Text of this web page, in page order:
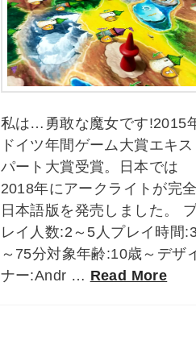
私は…勇敢な魔女です!2015
ドイツ年間ゲーム大賞エキス
パート大賞受賞。日本では
2018年にアークライトが完全
日本語版を発売しました。
レイ人数:2～5人プレイ時間
～75分対象年齢:10歳～デザ
ナー:Andr … Read More